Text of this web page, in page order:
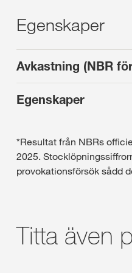
Egenskaper
Avkastning (NBR
Egenskaper
*Resultat från NBRs
2025.
provokationsförsök sådd
Titta även